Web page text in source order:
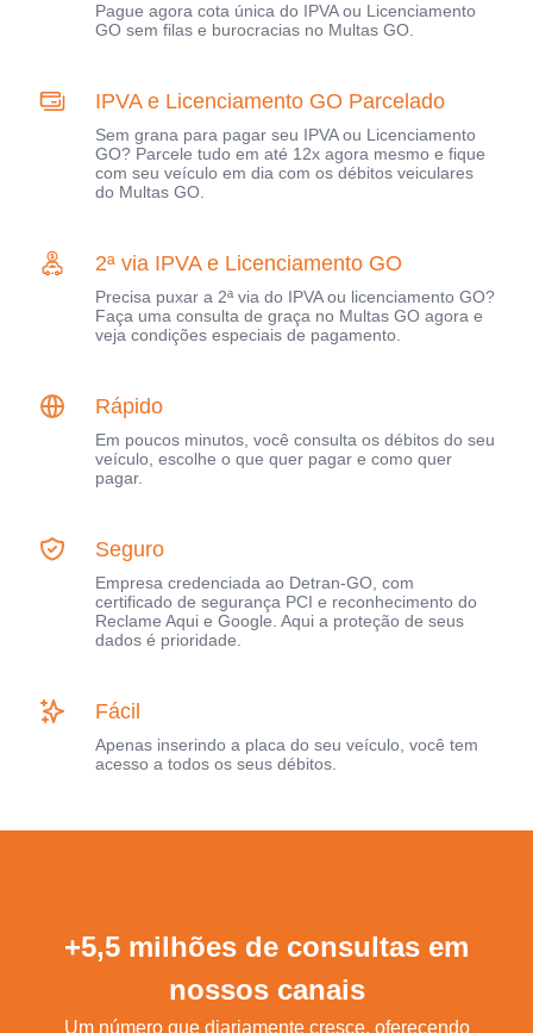
Pague agora cota única do IPVA ou Licenciamento
GO sem filas e burocracias no Multas GO.
IPVA e Licenciamento GO Parcelado
Sem grana para pagar seu IPVA ou Licenciamento
GO? Parcele tudo em até 12x agora mesmo e fique
com seu veículo em dia com os débitos veiculares
do Multas GO.
2ª via IPVA e Licenciamento GO
Precisa puxar a 2ª via do IPVA ou licenciamento GO?
Faça uma consulta de graça no Multas GO agora e
veja condições especiais de pagamento.
Rápido
Em poucos minutos, você consulta os débitos do seu
veículo, escolhe o que quer pagar e como quer
pagar.
Seguro
Empresa credenciada ao Detran-GO, com
certificado de segurança PCI e reconhecimento do
Reclame Aqui e Google. Aqui a proteção de seus
dados é prioridade.
Fácil
Apenas inserindo a placa do seu veículo, você tem
acesso a todos os seus débitos.
+5,5 milhões de consultas em
nossos canais
Um número que diariamente cresce, oferecendo